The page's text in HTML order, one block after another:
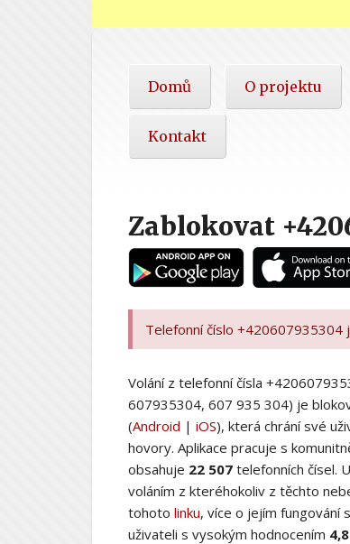
Domů O projektu
Kontakt
Zablokovat
Telefonní číslo +420607935304
Volání z telefonní čísla
607935304, 607 935 304) je
(Android | iOS), která chrání své
hovory. Aplikace pracuje s
obsahuje 22 507 telefonních čísel.
voláním z kteréhokoliv z těchto
tohoto linku, více o jejím fungování
uživateli s vysokým hodnocením